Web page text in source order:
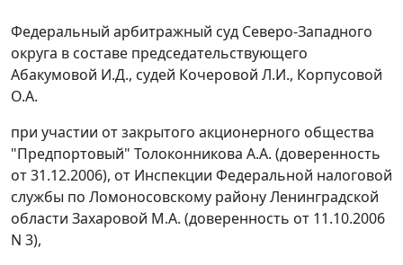
Федеральный арбитражный суд Северо-Западного
округа в составе председательствующего
Абакумовой И.Д., судей Кочеровой Л.И., Корпусовой
О.А.
при участии от закрытого акционерного общества
"Предпортовый" Толоконникова А.А. (доверенность
от 31.12.2006), от Инспекции Федеральной налоговой
службы по Ломоносовскому району Ленинградской
области Захаровой М.А. (доверенность от 11.10.2006
N 3),